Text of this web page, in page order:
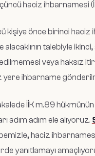
haciz ihbarnamesi
kişiye önce birinci haciz
alacaklının talebiyle
veya haksız
yere ihbarname
İİK m.89 hükmünün
adım adım ele alıyoruz.
haciz
yanıtlamayı